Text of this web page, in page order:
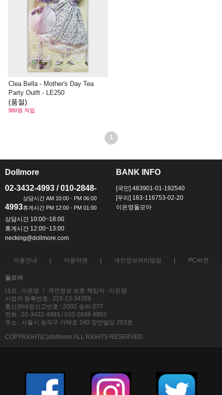
Clea Bella - Mother's Day Tea
Party Outft - LE250
(품절)
980원 적립
1
Dollmore
02-3432-4993 / 010-2848-
4993
상담시간 10:00~18:00
휴게시간 12:00~13:00
necking@dollmore.com
BANK INFO
[국민] 483901-01-192540
[우리] 163-116753-02-20
이은영돌모아
이용안내 이용약관 개인정보처리방침 PC버전
돌모아
대표 : 이은영 ㅣ 개인정보 보호 책임자 : 이은영
사업자 등록번호 : 215-13-34359
통신판매업신고번호 : 2002-송파-277
전화 : 02-3432-4993 / 010-2848-4993
주소 : 서울시 송파구 가락로 240 장안빌딩 203호
COPYRIGHT(C)dollmore ALL RIGHTS RESERVED.